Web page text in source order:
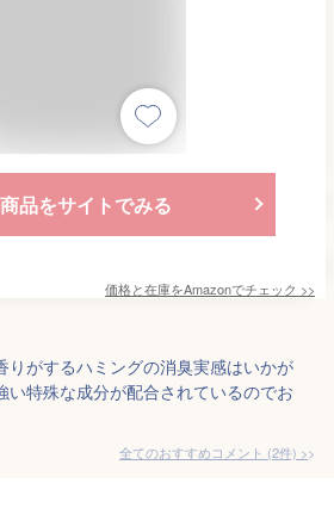
品をサイトでみる
価格と在庫をAmazonでチェック >>
りがするハミングの消臭実感はいかが
い特殊な成分が配合されているのでお
全てのおすすめコメント (2件) >